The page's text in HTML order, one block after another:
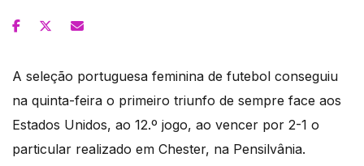
A seleção portuguesa feminina de futebol conseguiu
na quinta-feira o primeiro triunfo de sempre face aos
Estados Unidos, ao 12.º jogo, ao vencer por 2-1 o
particular realizado em Chester, na Pensilvânia.